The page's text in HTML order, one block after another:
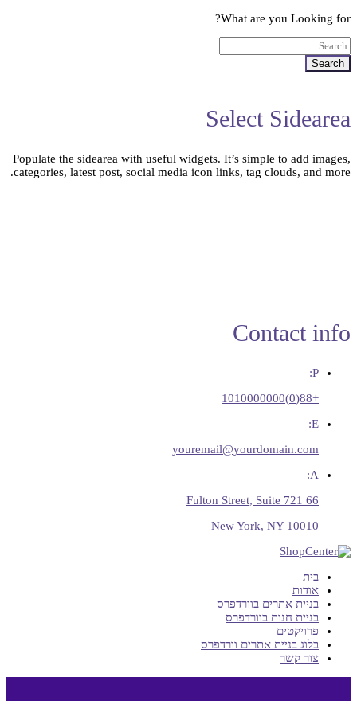
What are you Looking for?
Search
Select Sidearea
Populate the sidearea with useful widgets. It’s simple to add images,
categories, latest post, social media icon links, tag clouds, and more.
Contact info
P:
+88(0)1010000000
E:
youremail@yourdomain.com
A:
66 Fulton Street, Suite 721
New York, NY 10010
בית
אודות
בניית אתרים בוורדפרס
בניית חנות בוורדפרס
פרויקטים
בלוג בניית אתרים וורדפרס
צור קשר